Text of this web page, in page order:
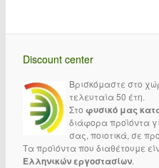
Discount center
Βρισκόμαστε στο
τελευταία 50 έτη.
Στοφυσικό μας
διάφορα προϊόντα
σας, ποιοτικά, σε
Τα προϊόντα που διαθέτουμε
Ελληνικών εργοστασίων.